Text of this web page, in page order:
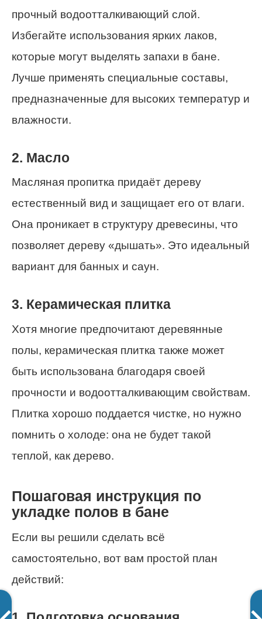
прочный водоотталкивающий слой.
Избегайте использования ярких лаков,
которые могут выделять запахи в бане.
Лучше применять специальные составы,
предназначенные для высоких температур и
влажности.
2. Масло
Масляная пропитка придаёт дереву
естественный вид и защищает его от влаги.
Она проникает в структуру древесины, что
позволяет дереву «дышать». Это идеальный
вариант для банных и саун.
3. Керамическая плитка
Хотя многие предпочитают деревянные
полы, керамическая плитка также может
быть использована благодаря своей
прочности и водоотталкивающим свойствам.
Плитка хорошо поддается чистке, но нужно
помнить о холоде: она не будет такой
теплой, как дерево.
Пошаговая инструкция по
укладке полов в бане
Если вы решили сделать всё
самостоятельно, вот вам простой план
действий: